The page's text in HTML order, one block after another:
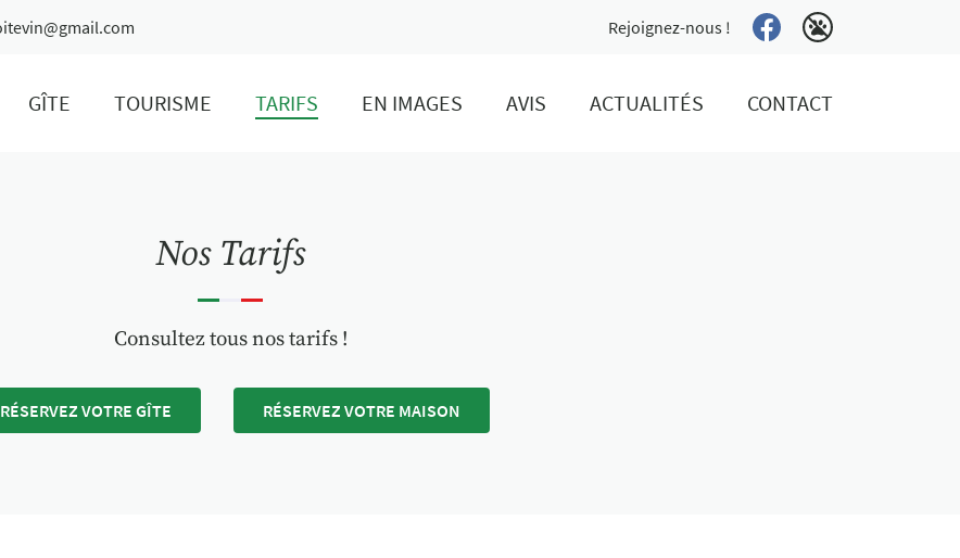
Rejoignez-nous !
GÎTE TOURISME TARIFS EN IMAGES AVIS ACTUALITÉS CONTACT
Nos Tarifs
Consultez tous nos tarifs !
RÉSERVEZ VOTRE GÎTE RÉSERVEZ VOTRE MAISON